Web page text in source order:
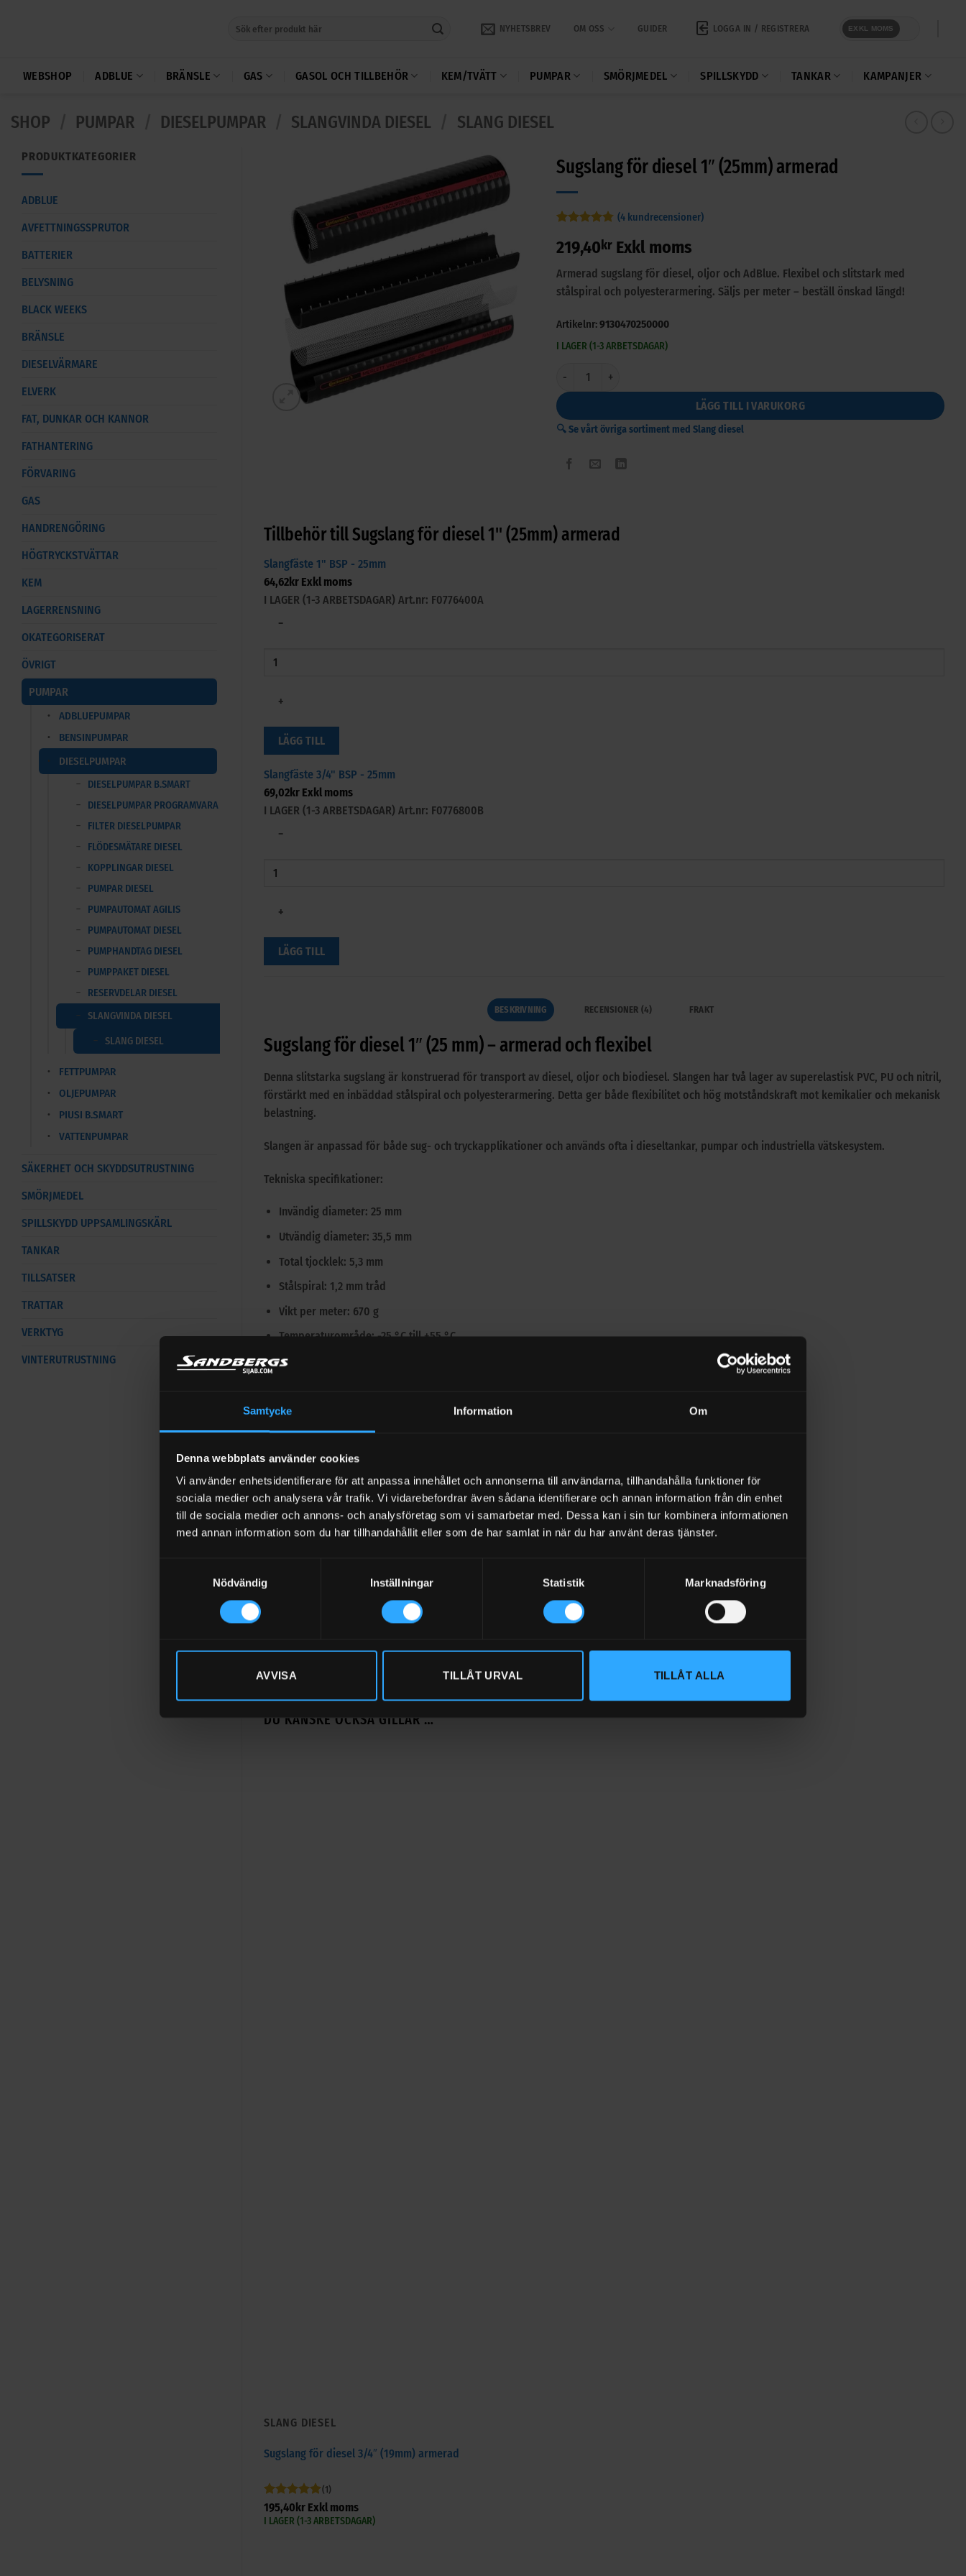
Samtycke Information Om
Denna webbplats använder cookies
Vi använder enhetsidentifierare för att anpassa innehållet och annonserna till användarna, tillhandahålla funktioner för
sociala medier och analysera vår trafik. Vi vidarebefordrar även sådana identifierare och annan information från din enhet
till de sociala medier och annons- och analysföretag som vi samarbetar med. Dessa kan i sin tur kombinera informationen
med annan information som du har tillhandahållit eller som de har samlat in när du har använt deras tjänster.
Nödvändig
Inställningar Statistik Marknadsföring
AVVISA TILLÅT URVAL TILLÅT ALLA
NYHETSBREV OM OSS GUIDER LOGGA IN / REGISTRERA EXKL MOMS
WEBSHOP ADBLUE BRÄNSLE GAS GASOL OCH TILLBEHÖR KEM/TVÄTT PUMPAR SMÖRJMEDEL SPILLSKYDD TANKAR KAMPANJER
SHOP PUMPAR DIESELPUMPAR SLANGVINDA DIESEL SLANG DIESEL
PRODUKTKATEGORIER
ADBLUE
AVFETTNINGSSPRUTOR
BATTERIER
BELYSNING
BLACK WEEKS
BRÄNSLE
DIESELVÄRMARE
ELVERK
FAT, DUNKAR OCH KANNOR
FATHANTERING
FÖRVARING
GAS
HANDRENGÖRING
HÖGTRYCKSTVÄTTAR
KEM
LAGERRENSNING
OKATEGORISERAT
ÖVRIGT
PUMPAR
ADBLUEPUMPAR
BENSINPUMPAR
DIESELPUMPAR
DIESELPUMPAR B.SMART
DIESELPUMPAR PROGRAMVARA
FILTER DIESELPUMPAR
FLÖDESMÄTARE DIESEL
KOPPLINGAR DIESEL
PUMPAR DIESEL
PUMPAUTOMAT AGILIS
PUMPAUTOMAT DIESEL
PUMPHANDTAG DIESEL
PUMPPAKET DIESEL
RESERVDELAR DIESEL
SLANGVINDA DIESEL
SLANG DIESEL
FETTPUMPAR
OLJEPUMPAR
PIUSI B.SMART
VATTENPUMPAR
SÄKERHET OCH SKYDDSUTRUSTNING
SMÖRJMEDEL
SPILLSKYDD UPPSAMLINGSKÄRL
TANKAR
TILLSATSER
TRATTAR
VERKTYG
VINTERUTRUSTNING
Sugslang för diesel 1″ (25mm) armerad
4.75av 5
baserat på
kundrecensioner
(4 kundrecensioner)
219,40 kr Exkl moms
Armerad sugslang för diesel, oljor och AdBlue. Flexibel och slitstark med
stålspiral och polyesterarmering. Säljs per meter – beställ önskad längd!
Artikelnr:9130470250000
I LAGER (1-3 ARBETSDAGAR)
Sugslang för diesel 1" (25mm) armerad mängd
LÄGG TILL I VARUKORG
🔍 Se vårt övriga sortiment med Slang diesel
Tillbehör till Sugslang för diesel 1" (25mm) armerad
Slangfäste 1" BSP - 25mm
64,62kr Exkl moms
I LAGER (1-3 ARBETSDAGAR) Art.nr: F0776400A
−
+
LÄGG TILL
Slangfäste 3/4" BSP - 25mm
69,02kr Exkl moms
I LAGER (1-3 ARBETSDAGAR) Art.nr: F0776800B
−
+
LÄGG TILL
BESKRIVNING RECENSIONER (4) FRAKT
Sugslang för diesel 1″ (25 mm) – armerad och flexibel
Denna slitstarka sugslang är konstruerad för transport av diesel, oljor och biodiesel. Slangen har två lager av superelastisk PVC, PU och nitril,
förstärkt med en inbäddad stålspiral och polyesterarmering. Detta ger både flexibilitet och hög motståndskraft mot kemikalier och mekanisk
belastning.
Slangen är anpassad för både sug- och tryckapplikationer och används ofta i dieseltankar, pumpar och industriella vätskesystem.
Tekniska specifikationer:
Invändig diameter: 25 mm
Utvändig diameter: 35,5 mm
Total tjocklek: 5,3 mm
Stålspiral: 1,2 mm tråd
Vikt per meter: 670 g
Temperaturområde: -25 °C till +55 °C
Beställningsinformation
För 4 meter slang, beställ 4 stycken.
Behöver du tre separata 4-meterslängder? Beställ 12 stycken (12 meter) och kapa slangen själv.
Tillbehör för att komplettera slangen
Slangfäste 1″ BSP 25 mm
Slangfäste 3/4″ BSP 25 mm
Sugdel med bottenventil, backventil och sil
Vaccupress oil
DU KANSKE OCKSÅ GILLAR …
+
SLANG DIESEL
Sugslang för diesel 3/4″ (19mm) armerad
Betygsatt5
av 5
(1)
195,40 kr Exkl moms
I LAGER (1-3 ARBETSDAGAR)